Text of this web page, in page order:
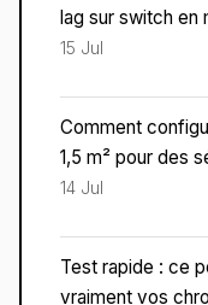
lag sur switch
15 Jul
Comment
1,5 m² pour des
14 Jul
Test rapide : ce
vraiment vos